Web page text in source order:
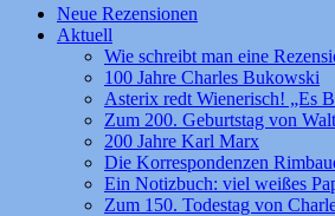
Zum
Inhalt
Neue Rezensionen
Aktuell
Wie schreibt man eine
100 Jahre Charles Bukowski
Asterix redt Wienerisch! „Es
Zum 200. Geburtstag von
200 Jahre Karl Marx
Die Korrespondenzen
Ein Notizbuch: viel weißes
Zum 150. Todestag von